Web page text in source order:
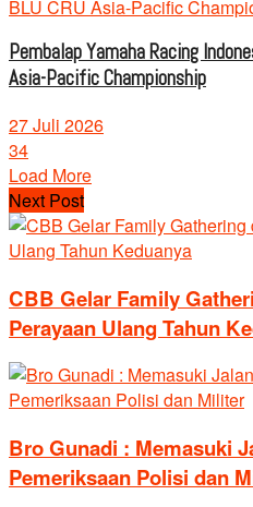
Pembalap Yamaha Racing
Asia-Pacific Championship
27 Juli 2026
34
Load More
Next Post
CBB Gelar Family
Perayaan Ulang Tahun
Bro Gunadi : Memasuki
Pemeriksaan Polisi dan